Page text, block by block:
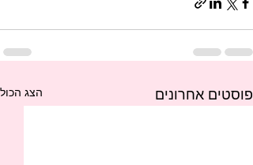
פוסטים אחרונים הצג הכול